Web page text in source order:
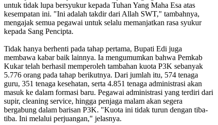
untuk tidak lupa bersyukur kepada Tuhan Yang Maha Esa atas
kesempatan ini. "Ini adalah takdir dari Allah SWT," tambahnya,
mengajak semua pegawai untuk selalu memanjatkan rasa syukur
kepada Sang Pencipta.
Tidak hanya berhenti pada tahap pertama, Bupati Edi juga
membawa kabar baik lainnya. Ia mengumumkan bahwa Pemkab
Kukar telah berhasil memperoleh tambahan kuota P3K sebanyak
5.776 orang pada tahap berikutnya. Dari jumlah itu, 574 tenaga
guru, 351 tenaga kesehatan, serta 4.851 tenaga administrasi akan
masuk ke dalam formasi baru. Pegawai administrasi yang terdiri dari
supir, cleaning service, hingga penjaga malam akan segera
bergabung dalam barisan P3K. "Kuota ini tidak turun dengan tiba-
tiba. Ini melalui perjuangan," jelasnya.